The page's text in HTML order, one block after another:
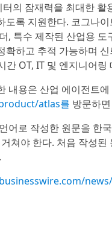
의 잠재력을 최대한
록 지원한다. 코그나
, 특수 제작된 산업용
확하고 추적 가능하며
OT, IT 및 엔지니어링
내용은 산업 에이전트
atlas를 방문하
어로 작성한 원문을 한
쳐야 한다. 처음 작성